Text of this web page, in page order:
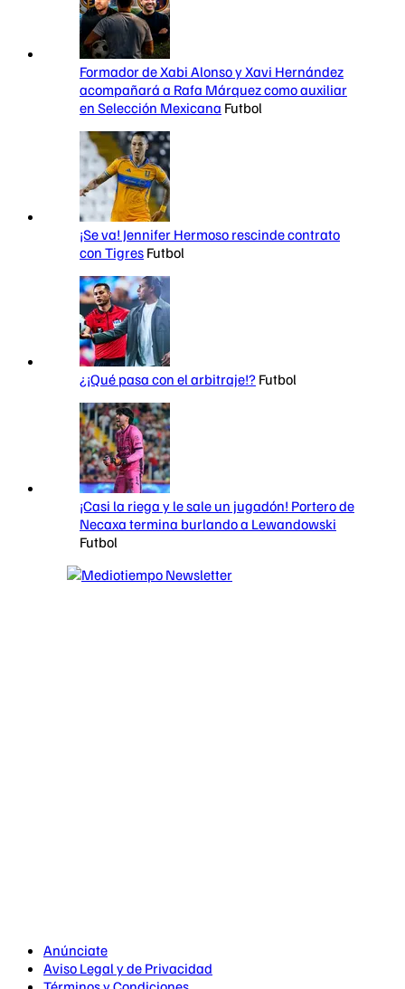
Formador de Xabi Alonso y Xavi Hernández
acompañará a Rafa Márquez como auxiliar
en Selección Mexicana Futbol
¡Se va! Jennifer Hermoso rescinde contrato
con Tigres Futbol
¿¡Qué pasa con el arbitraje!? Futbol
¡Casi la riega y le sale un jugadón! Portero de
Necaxa termina burlando a Lewandowski
Futbol
Anúnciate
Aviso Legal y de Privacidad